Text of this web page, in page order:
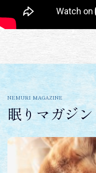
NEMURI MAGAZINE
眠りマガジン